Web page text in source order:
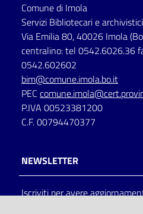
Seguici
su
Catalogo
on line
Comune di Imola
Servizi Bibliotecari e archivistici
Via Emilia 80, 40026 Imola
centralino: tel 0542.6026.36
0542.602602
bim@comune.imola.bo.it
PEC
P.IVA 00523381200
C.F. 00794470377
NEWSLETTER
Iscriviti per avere